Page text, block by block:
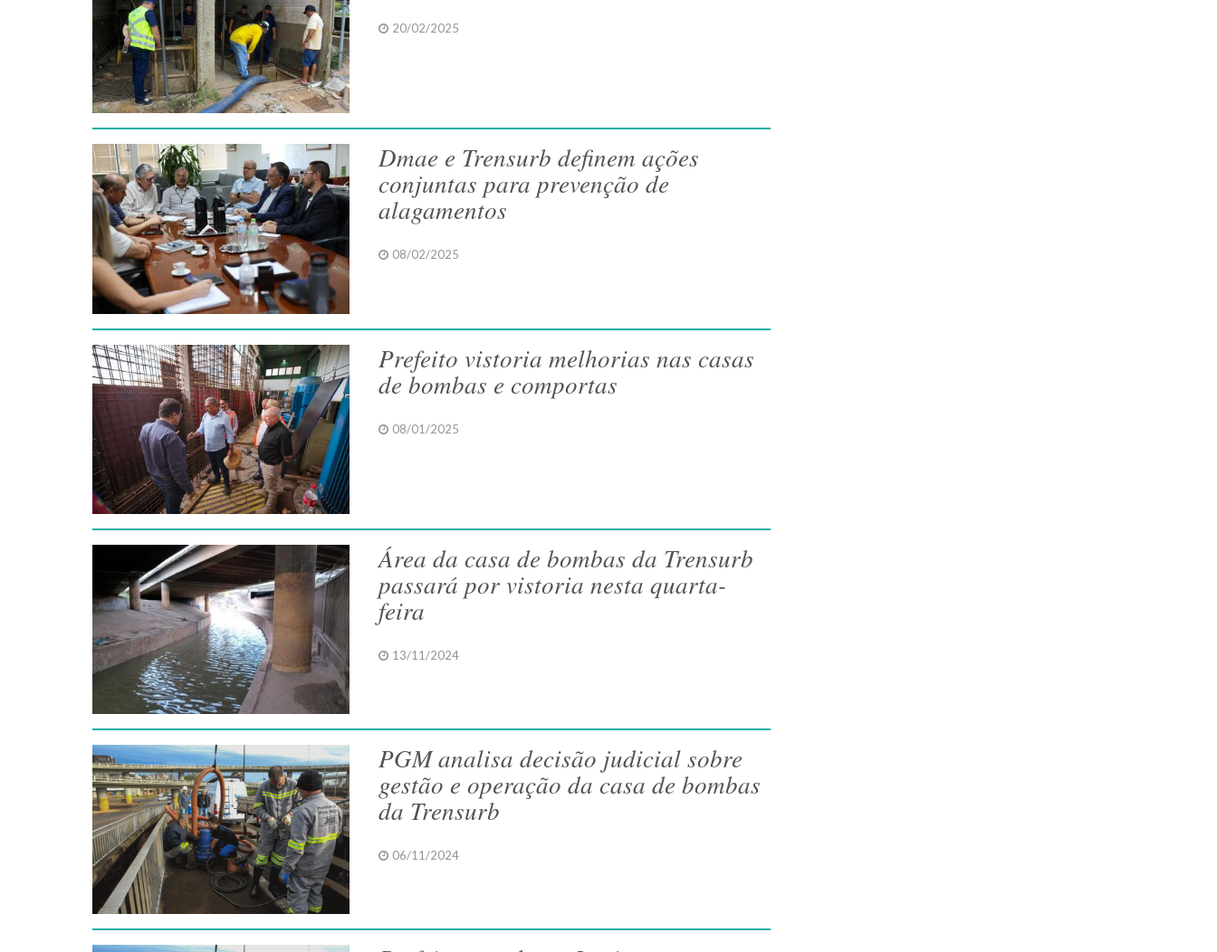
20/02/2025
Dmae e Trensurb definem ações
conjuntas para prevenção de
alagamentos
08/02/2025
Prefeito vistoria melhorias nas casas
de bombas e comportas
08/01/2025
Área da casa de bombas da Trensurb
passará por vistoria nesta quarta-
feira
13/11/2024
PGM analisa decisão judicial sobre
gestão e operação da casa de bombas
da Trensurb
06/11/2024